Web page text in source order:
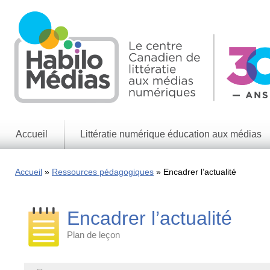
main
content
Accueil Littératie numérique éducation aux médias
générales
Enjeux
numériques
Accueil Ressources pédagogiques Encadrer l’actualité
Encadrer l’actualité
Plan de leçon